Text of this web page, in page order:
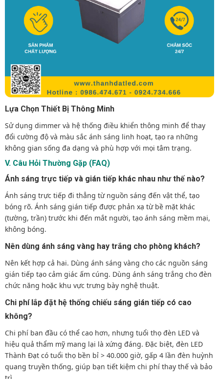
Lựa Chọn Thiết Bị Thông Minh
Sử dụng dimmer và hệ thống điều khiển thông minh để thay
đổi cường độ và màu sắc ánh sáng linh hoạt, tạo ra những
không gian sống đa dạng và phù hợp với mọi tâm trạng.
V. Câu Hỏi Thường Gặp (FAQ)
Ánh sáng trực tiếp và gián tiếp khác nhau như thế nào?
Ánh sáng trực tiếp đi thẳng từ nguồn sáng đến vật thể, tạo
bóng rõ. Ánh sáng gián tiếp được phản xạ từ bề mặt khác
(tường, trần) trước khi đến mắt người, tạo ánh sáng mềm mại,
không bóng.
Nên dùng ánh sáng vàng hay trắng cho phòng khách?
Nên kết hợp cả hai. Dùng ánh sáng vàng cho các nguồn sáng
gián tiếp tạo cảm giác ấm cúng. Dùng ánh sáng trắng cho đèn
chức năng hoặc khu vực trưng bày nghệ thuật.
Chi phí lắp đặt hệ thống chiếu sáng gián tiếp có cao
không?
Chi phí ban đầu có thể cao hơn, nhưng tuổi thọ đèn LED và
hiệu quả thẩm mỹ mang lại là xứng đáng. Đặc biệt, đèn LED
Thành Đạt có tuổi thọ bền bỉ > 40.000 giờ, gấp 4 lần đèn huỳnh
quang truyền thống, giúp bạn tiết kiệm chi phí thay thế và bảo